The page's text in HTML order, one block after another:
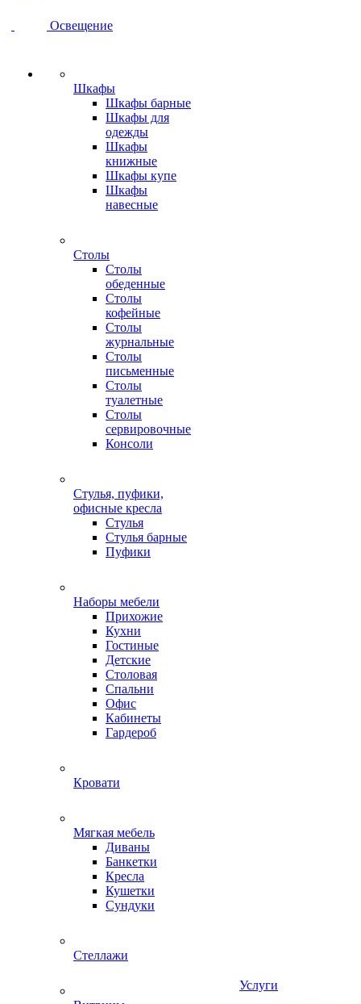
Освещение
Шкафы
Шкафы барные
Шкафы для
одежды
Шкафы
книжные
Шкафы купе
Шкафы
навесные
Столы
Столы
обеденные
Столы
кофейные
Столы
журнальные
Столы
письменные
Столы
туалетные
Столы
сервировочные
Консоли
Стулья, пуфики,
офисные кресла
Стулья
Стулья барные
Пуфики
Наборы мебели
Прихожие
Кухни
Гостиные
Детские
Столовая
Спальни
Офис
Кабинеты
Гардероб
Кровати
Мягкая мебель
Диваны
Банкетки
Кресла
Кушетки
Сундуки
Стеллажи
Услуги